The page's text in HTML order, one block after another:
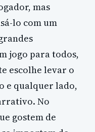
mas
lo com um
jogo para todos,
escolhe levar o
e qualquer lado,
No
gostem de